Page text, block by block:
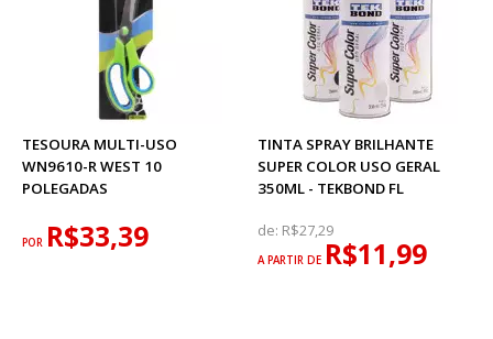
TESOURA MULTI-USO
WN9610-R WEST 10
POLEGADAS
POR R$33,39
TINTA SPRAY BRILHANTE
SUPER COLOR USO GERAL
350ML - TEKBOND FL
de: R$27,29
A PARTIR DE R$11,99